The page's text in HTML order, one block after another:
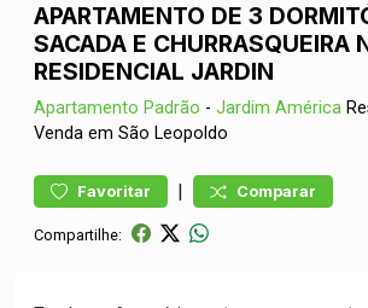
APARTAMENTO DE 3
SACADA E CHURRASQUEIRA
RESIDENCIAL JARDIN
Apartamento Padrão - Jardim América
Venda em São Leopoldo
Favoritar | Comparar
Compartilhe: